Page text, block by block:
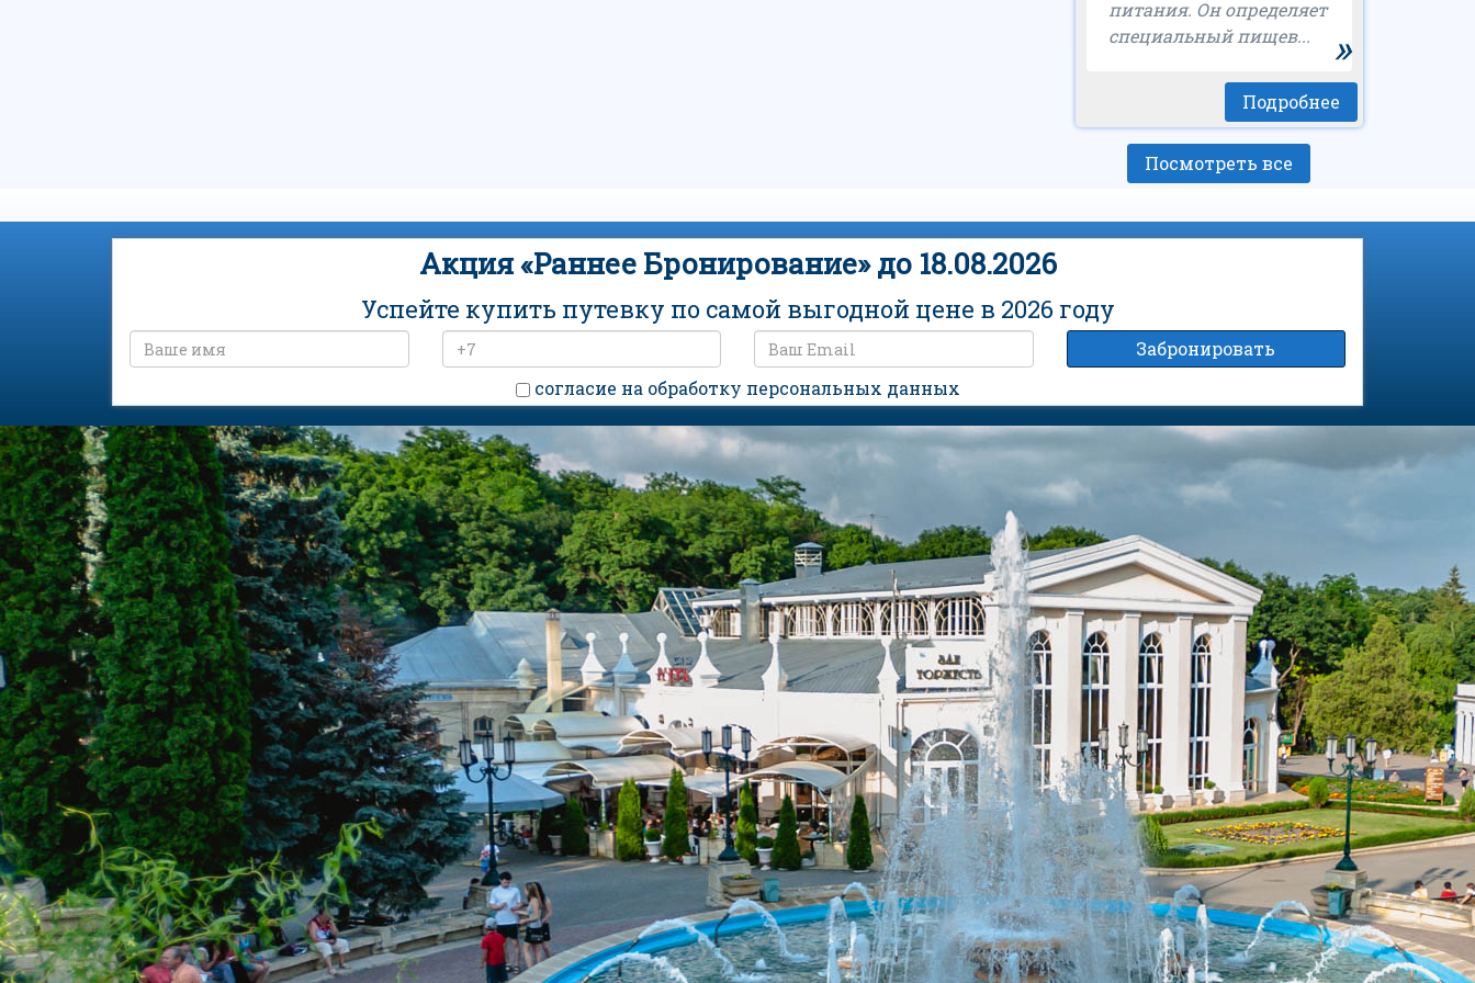
питания. Он определяет
специальный пищев...
»
Подробнее
Посмотреть все
Акция «Раннее Бронирование» до 18.08.2026
Успейте купить путевку по самой выгодной цене в 2026 году
cогласие на обработку персональных данных
Санаторий «Россия» на карте
КОНТАКТЫ
ЕДИНОЙ СЛУЖБЫ БРОНИРОВАНИЯ:
8 (800) 55-15-303(Бесплатный
звонок)
kurortinfo@mail.ru
АДРЕС САНАТОРИЯ:
357600, г. Ессентуки, ул. Разумовского, 7.